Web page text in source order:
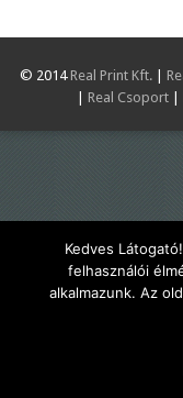
© 2014 Real Print Kft.|
| Real Csoport|
Kedves
felhasználói
alkalmazunk. Az